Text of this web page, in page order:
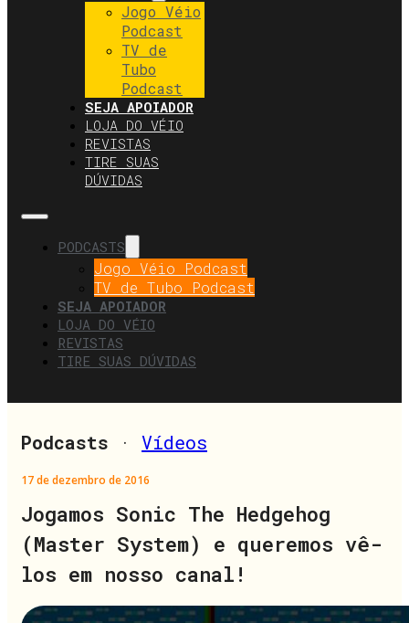
Jogo Véio
Podcast
TV de
Tubo
Podcast
SEJA APOIADOR
LOJA DO VÉIO
REVISTAS
TIRE SUAS
DÚVIDAS
PODCASTS
Jogo Véio Podcast
TV de Tubo Podcast
SEJA APOIADOR
LOJA DO VÉIO
REVISTAS
TIRE SUAS DÚVIDAS
Podcasts · Vídeos
17 de dezembro de 2016
Jogamos Sonic The Hedgehog
(Master System) e queremos vê-
los em nosso canal!